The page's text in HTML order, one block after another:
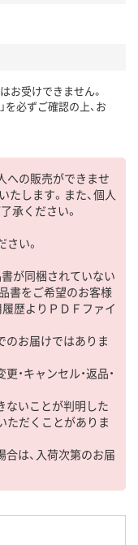
お受けできません。
」を必ずご確認の上、お
への販売ができませ
たします。また、個人
承ください。
い。
書が同梱されていない
書をご希望のお客様
履歴よりＰＤＦファイ
のお届けではありま
・キャンセル・返品・
ないことが判明した
ただくことがありま
合は、入荷次第のお届